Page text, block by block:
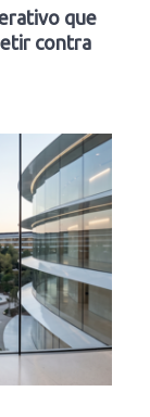
que
contra